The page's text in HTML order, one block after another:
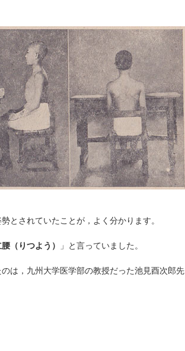
とされていたことが，よく分かります。
（りつよう）
」と言っていました。
は，九州大学医学部の教授だった池見酉次郎先